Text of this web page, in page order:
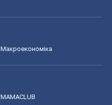
Макроекономіка
MAMACLUB